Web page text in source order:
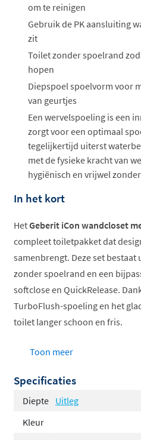
om te reinigen
Gebruik de PK aansluiting
zit
Toilet zonder spoelrand
hopen
Diepspoel spoelvorm voor
van geurtjes
Een wervelspoeling is een
zorgt voor een optimaal
tegelijkertijd uiterst
met de fysieke kracht van
hygiënisch en vrijwel
In het kort
HetGeberit iCon wandcloset
compleet toiletpakket dat
samenbrengt. Deze set
zonder spoelrand en een
softclose en QuickRelease.
TurboFlush-spoeling en het
toilet langer schoon en fris.
Zonder spoelrand voor
Inclusief softclose zitting
Verkrijgbaar in glanzend
Toon meer
Specificaties
Diepte Uitleg
Kleur